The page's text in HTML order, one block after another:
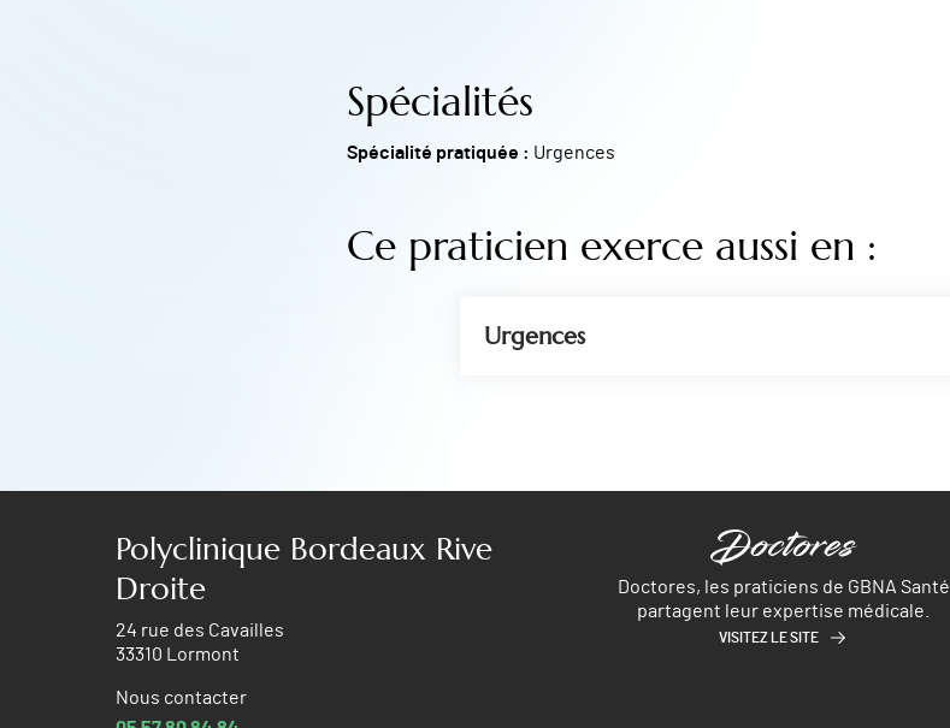
Spécialités
Spécialité pratiquée : Urgences
Ce praticien exerce aussi en :
Urgences
Polyclinique Bordeaux Rive
Droite
24 rue des Cavailles
33310 Lormont
Nous contacter
Doctores, les praticiens de GBNA Santé
partagent leur expertise médicale.
VISITEZ LE SITE